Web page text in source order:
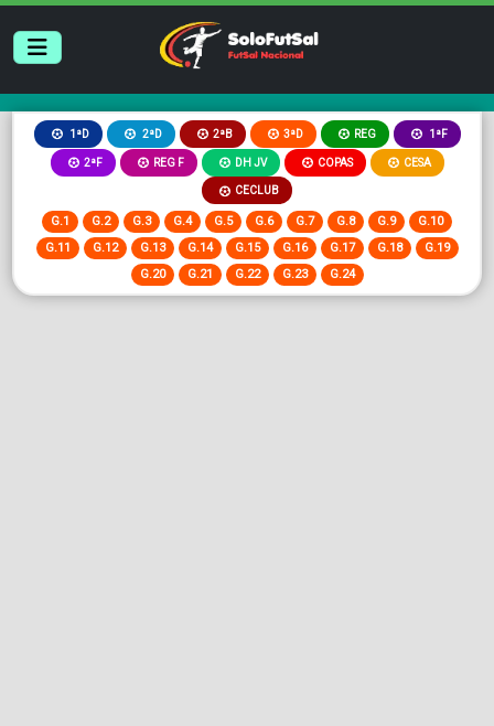
1ªD 2ªD 2ªB 3ªD REG 1ªF
2ªF REG F DH JV COPAS CESA
CECLUB
G.1 G.2 G.3 G.4 G.5 G.6 G.7 G.8 G.9
G.10
G.11
G.12 G.13 G.14 G.15 G.16 G.17 G.18
G.19
G.20
G.21 G.22 G.23 G.24